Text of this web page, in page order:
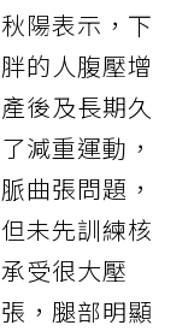
陽表示，下
的人腹壓增
後及長期久
減重運動，
曲張問題，
未先訓練核
受很大壓
，腿部明顯